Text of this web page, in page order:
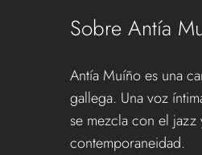
Sobre Antía
Antía Muíño es una
gallega. Una voz
se mezcla con el
contemporaneidad.